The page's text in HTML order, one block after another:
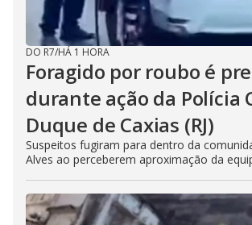
DO R7/HÁ 1 HORA
Foragido por roubo é
durante ação da Polícia
Duque de Caxias (RJ)
Suspeitos fugiram para dentro da
Alves ao perceberem aproximação da